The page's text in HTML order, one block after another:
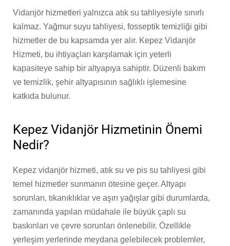
Vidanjör hizmetleri yalnızca atık su tahliyesiyle sınırlı
kalmaz. Yağmur suyu tahliyesi, fosseptik temizliği gibi
hizmetler de bu kapsamda yer alır. Kepez Vidanjör
Hizmeti, bu ihtiyaçları karşılamak için yeterli
kapasiteye sahip bir altyapıya sahiptir. Düzenli bakım
ve temizlik, şehir altyapısının sağlıklı işlemesine
katkıda bulunur.
Kepez Vidanjör Hizmetinin Önemi
Nedir?
Kepez vidanjör hizmeti, atık su ve pis su tahliyesi gibi
temel hizmetler sunmanın ötesine geçer. Altyapı
sorunları, tıkanıklıklar ve aşırı yağışlar gibi durumlarda,
zamanında yapılan müdahale ile büyük çaplı su
baskınları ve çevre sorunları önlenebilir. Özellikle
yerleşim yerlerinde meydana gelebilecek problemler,